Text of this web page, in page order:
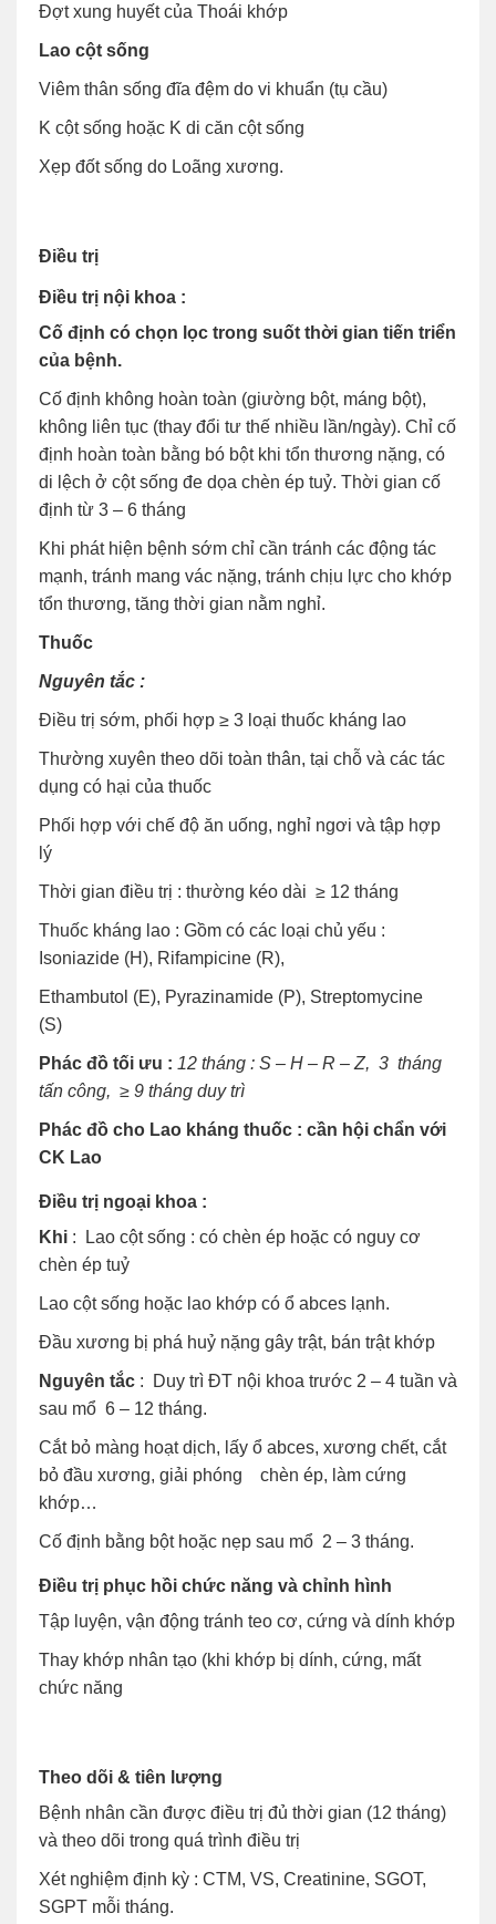
Đợt xung huyết của Thoái khớp
Lao cột sống
Viêm thân sống đĩa đệm do vi khuẩn (tụ cầu)
K cột sống hoặc K di căn cột sống
Xẹp đốt sống do Loãng xương.
Điều trị
Điều trị nội khoa :
Cố định có chọn lọc trong suốt thời gian tiến triển
của bệnh.
Cố định không hoàn toàn (giường bột, máng bột),
không liên tục (thay đổi tư thế nhiều lần/ngày). Chỉ cố
định hoàn toàn bằng bó bột khi tổn thương nặng, có
di lệch ở cột sống đe dọa chèn ép tuỷ. Thời gian cố
định từ 3 – 6 tháng
Khi phát hiện bệnh sớm chỉ cần tránh các động tác
mạnh, tránh mang vác nặng, tránh chịu lực cho khớp
tổn thương, tăng thời gian nằm nghỉ.
Thuốc
Nguyên tắc :
Điều trị sớm, phối hợp ≥ 3 loại thuốc kháng lao
Thường xuyên theo dõi toàn thân, tại chỗ và các tác
dụng có hại của thuốc
Phối hợp với chế độ ăn uống, nghỉ ngơi và tập hợp
lý
Thời gian điều trị : thường kéo dài ≥ 12 tháng
Thuốc kháng lao : Gồm có các loại chủ yếu :
Isoniazide (H), Rifampicine (R),
Ethambutol (E), Pyrazinamide (P), Streptomycine
(S)
Phác đồ tối ưu : 12 tháng : S – H – R – Z, 3 tháng
tấn công, ≥ 9 tháng duy trì
Phác đồ cho Lao kháng thuốc : cần hội chẩn với
CK Lao
Điều trị ngoại khoa :
Khi : Lao cột sống : có chèn ép hoặc có nguy cơ
chèn ép tuỷ
Lao cột sống hoặc lao khớp có ổ abces lạnh.
Đầu xương bị phá huỷ nặng gây trật, bán trật khớp
Nguyên tắc : Duy trì ĐT nội khoa trước 2 – 4 tuần và
sau mổ 6 – 12 tháng.
Cắt bỏ màng hoạt dịch, lấy ổ abces, xương chết, cắt
bỏ đầu xương, giải phóng chèn ép, làm cứng
khớp…
Cố định bằng bột hoặc nẹp sau mổ 2 – 3 tháng.
Điều trị phục hồi chức năng và chỉnh hình
Tập luyện, vận động tránh teo cơ, cứng và dính khớp
Thay khớp nhân tạo (khi khớp bị dính, cứng, mất
chức năng
Theo dõi & tiên lượng
Bệnh nhân cần được điều trị đủ thời gian (12 tháng)
và theo dõi trong quá trình điều trị
Xét nghiệm định kỳ : CTM, VS, Creatinine, SGOT,
SGPT mỗi tháng.